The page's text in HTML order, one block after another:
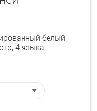
белый
4 языка.